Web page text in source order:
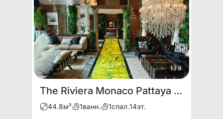
1/9
The Riviera Monaco Pattaya | Luxury Corner Unit with Jacuzzi for RENT and SALE
44.8м² 1ванн. 1спал.14эт.